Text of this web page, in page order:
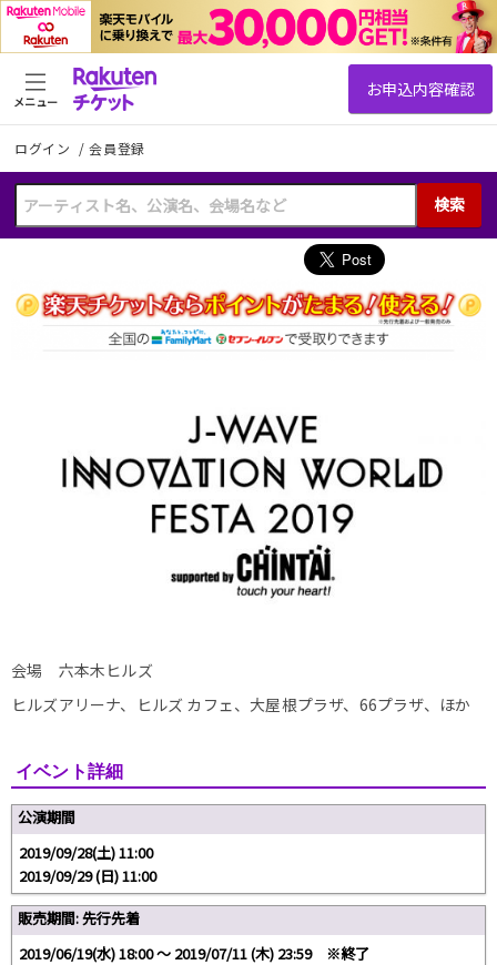
ログイン /会員登録
検索
メニュー
会場 六本木ヒルズ
ヒルズアリーナ、ヒルズ カフェ、大屋根プラザ、66プラザ、ほか
イベント詳細
公演期間
2019/09/28(土) 11:00
2019/09/29 (日) 11:00
販売期間: 先行先着
2019/06/19(水) 18:00 〜 2019/07/11 (木) 23:59 ※終了